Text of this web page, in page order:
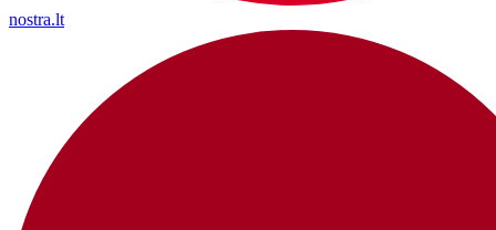
nostra.lt